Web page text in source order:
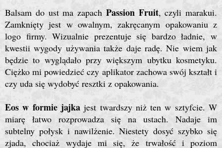
Balsam do ust ma zapach Passion Fruit, czyli marakui.
Zamknięty jest w owalnym, zakręcanym opakowaniu z
logo firmy. Wizualnie prezentuje się bardzo ładnie, w
kwestii wygody używania także daje radę. Nie wiem jak
będzie to wyglądało przy większym ubytku kosmetyku.
Ciężko mi powiedzieć czy aplikator zachowa swój kształt i
czy uda się wydobyć resztki z opakowania.
Eos w formie jajkajest twardszy niż ten w sztyfcie. W
miarę łatwo rozprowadza się na ustach. Nadaje im
subtelny połysk i nawilżenie. Niestety dosyć szybko się
zjada, chociaż wydaje mi się, że trwałość i poziom